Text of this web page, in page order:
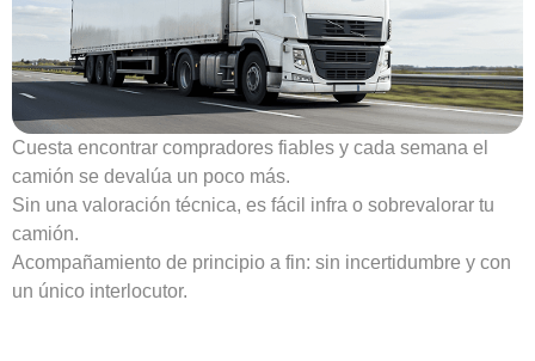
Cuesta encontrar compradores fiables y cada semana el
camión se devalúa un poco más.
Sin una valoración técnica, es fácil infra o sobrevalorar tu
camión.
Acompañamiento de principio a fin: sin incertidumbre y con
un único interlocutor.